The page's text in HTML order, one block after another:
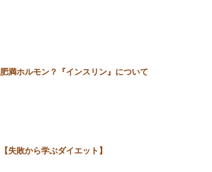
肥満ホルモン？『インスリン』について
【失敗から学ぶダイエット】